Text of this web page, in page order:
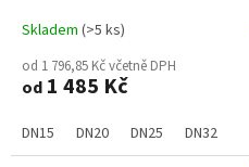
Skladem (>5 ks)
od 1 796,85 Kč včetně DPH
od 1 485 Kč
DN15 DN20 DN25 DN32